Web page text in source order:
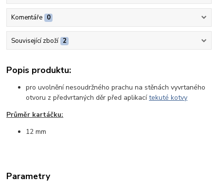
Komentáře 0
Související zboží 2
Popis produktu:
pro uvolnění nesoudržného prachu na stěnách vyvrtaného
otvoru z předvrtaných děr před aplikacítekuté kotvy
Průměr kartáčku:
12 mm
Parametry